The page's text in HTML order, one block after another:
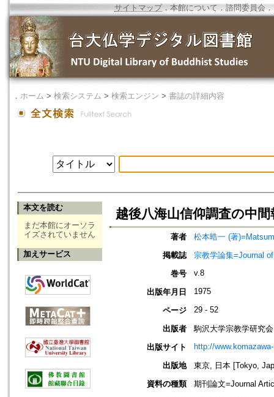
サイトマップ．本館について ． 諮問委員会 ．
． ホーム > 検索システム > 検索エンジン > 書誌の詳細内容
本文を読む
まだ本館にオーソラ
イズされていません
加えサービス
越後八海山信仰調査の中
著者
松本晧一 (著
掲載誌
宗教学論集=Journal
巻号
v.8
出版年月日 1975
ページ 29 - 52
出版者
駒沢大学宗教学研究会
出版サイト
http://
出版地
東京, 日本 [Tokyo,
資料の種類
期刊論文=Journal